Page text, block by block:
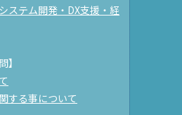
ステム開発・DX支援・経
】
する事について